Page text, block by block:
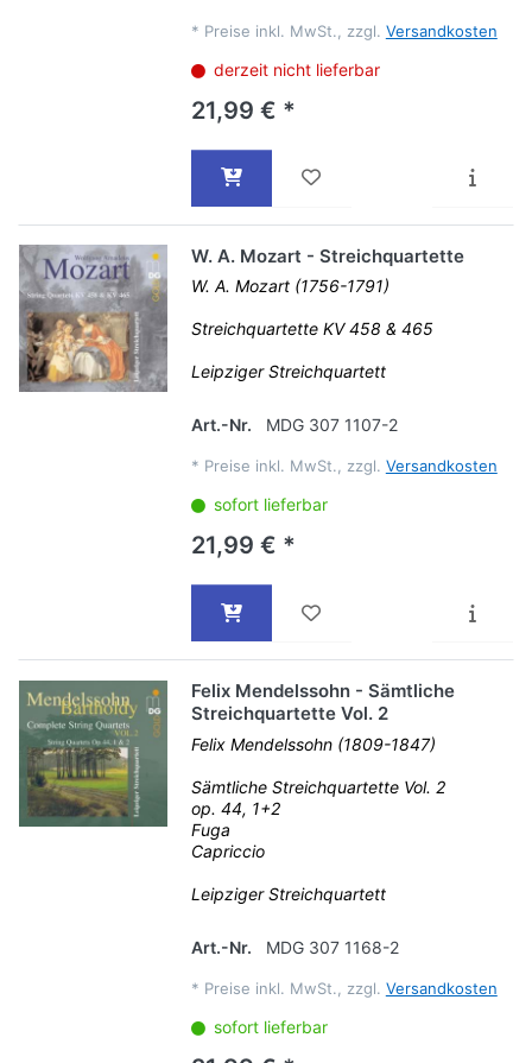
* Preise inkl. MwSt., zzgl. Versandkosten
derzeit nicht lieferbar
21,99 € *
W. A. Mozart - Streichquartette
W. A. Mozart (1756-1791)
Streichquartette KV 458 & 465
Leipziger Streichquartett
Art.-Nr. MDG 307 1107-2
* Preise inkl. MwSt., zzgl. Versandkosten
sofort lieferbar
21,99 € *
Felix Mendelssohn - Sämtliche
Streichquartette Vol. 2
Felix Mendelssohn (1809-1847)
Sämtliche Streichquartette Vol. 2
op. 44, 1+2
Fuga
Capriccio
Leipziger Streichquartett
Art.-Nr. MDG 307 1168-2
* Preise inkl. MwSt., zzgl. Versandkosten
sofort lieferbar